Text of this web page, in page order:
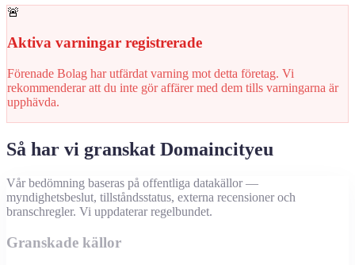
🚨
Aktiva varningar registrerade
Förenade Bolag har utfärdat varning mot detta företag. Vi
rekommenderar att du inte gör affärer med dem tills varningarna är
upphävda.
Så har vi granskat Domaincityeu
Vår bedömning baseras på offentliga datakällor —
myndighetsbeslut, tillståndsstatus, externa recensioner och
branschregler. Vi uppdaterar regelbundet.
Granskade källor